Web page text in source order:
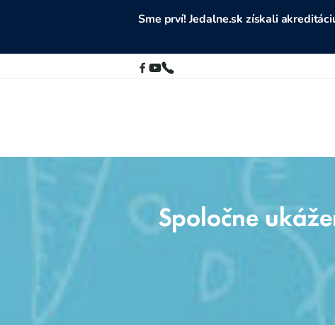
Sme prví! Jedalne.sk získali
Spoločne